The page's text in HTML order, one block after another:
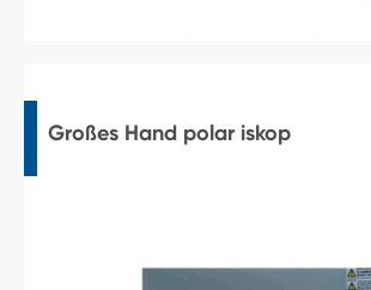
Großes Hand polar iskop